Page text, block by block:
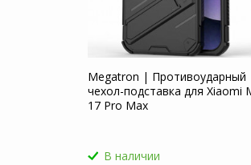
Megatron | Противоударный
чехол-подставка для Xiaomi
17 Pro Max
В наличии